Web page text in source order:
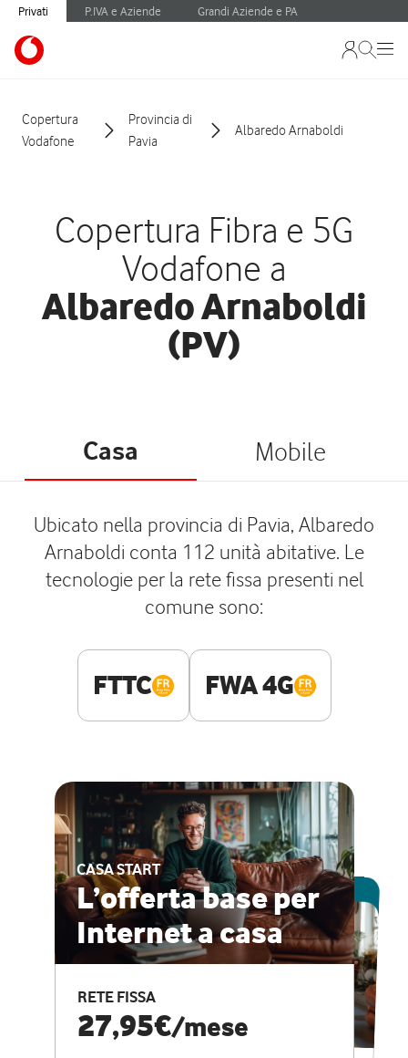
Privati P.IVA e Aziende Grandi Aziende e PA
Copertura
Vodafone
Provincia di
Pavia
Albaredo Arnaboldi
Copertura Fibra e 5G
Vodafone a
Albaredo Arnaboldi
(PV)
Casa Mobile
Ubicato nella provincia di Pavia, Albaredo
Arnaboldi conta 112 unità abitative. Le
tecnologie per la rete fissa presenti nel
comune sono:
FTTC FWA 4G
CASA START
L’offerta base per
Internet a casa
RETE FISSA
27,95€/mese
ESCLUSIVA ONLINE
CASA PRO
Internet veloce e
vantaggi speciali